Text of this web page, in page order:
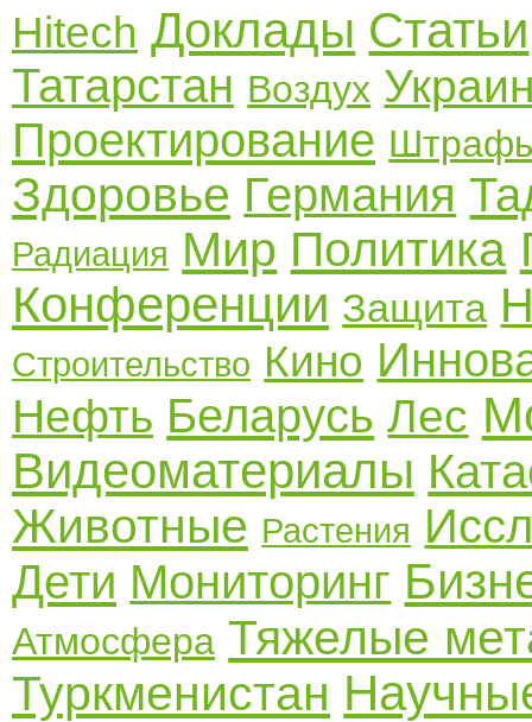
Hitech Доклады Статьи
Татарстан Воздух
Проектирование
Здоровье Германия
Радиация Мир Политика
Конференции Защита
Строительство Кино
Нефть Беларусь Лес
Видеоматериалы
Животные Растения
Дети Мониторинг
Атмосфера Тяжелые
Туркменистан